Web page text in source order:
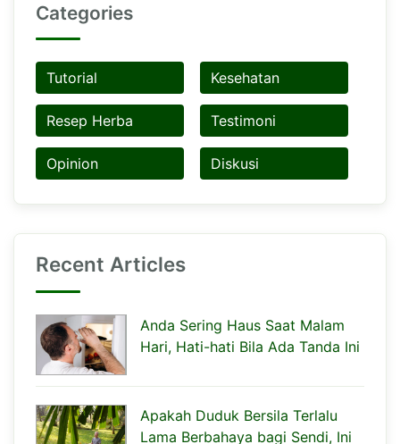
Categories
Tutorial Kesehatan
Resep Herba Testimoni
Opinion Diskusi
Recent Articles
Anda Sering Haus Saat Malam
Hari, Hati-hati Bila Ada Tanda Ini
Apakah Duduk Bersila Terlalu
Lama Berbahaya bagi Sendi, Ini